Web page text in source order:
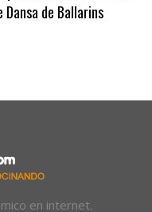
para la tercera edición
de Ballarins